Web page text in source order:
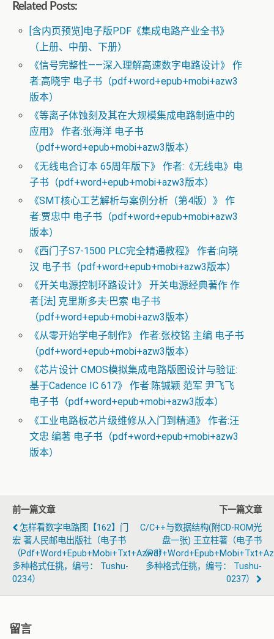
Related Posts:
[含内页预览]电子版PDF《集成电路产业全书》
（上册、中册、下册）
《信号完整性——深入理解高速数字电路设计》 作
者:高晓宇 电子书（pdf+word+epub+mobi+azw3
版本）
《等离子体蚀刻及其在大规模集成电路制造中的
应用》 作者:张海洋 电子书
（pdf+word+epub+mobi+azw3版本）
《无线电合订本 65周年版下》 作者:《无线电》电
子书（pdf+word+epub+mobi+azw3版本）
《SMT核心工艺解析与案例分析（第4版）》 作
者:贾忠中 电子书（pdf+word+epub+mobi+azw3
版本）
《西门子S7-1500 PLC完全精通教程》 作者:向晓
汉 电子书（pdf+word+epub+mobi+azw3版本）
《开关电源控制环路设计》 开关电源经典著作 作
者:[法] 克里斯多夫·巴索 电子书
（pdf+word+epub+mobi+azw3版本）
《从零开始学电子制作》 作者:张校铭 主编 电子书
（pdf+word+epub+mobi+azw3版本）
《芯片设计 CMOS模拟集成电路版图设计与验证:
基于Cadence IC 617》 作者:陈铖颖 范军 尹飞飞
电子书（pdf+word+epub+mobi+azw3版本）
《工业电路板芯片级维修从入门到精通》 作者:汪
文忠 编著 电子书（pdf+word+epub+mobi+azw3
版本）
前一篇文章
怎样看数字电路图【162】门
宏 著人民邮电出版社（电子书
（pdf+word+epub+mobi+txt+azw3）
多种格式任挑，编号： Tushu-
0234）
下一篇文章
C/C++与数据结构(附CD-ROM光
盘一张) 王立柱著（电子书
（
多种格式任挑，编号： Tushu-
0237）
留言